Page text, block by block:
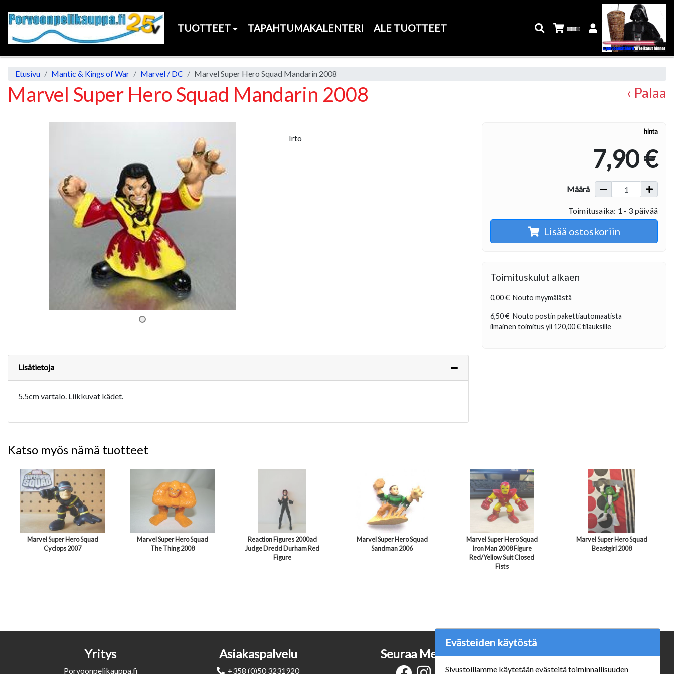
TUOTTEET TAPAHTUMAKALENTERI ALE TUOTTEET
Etusivu Mantic & Kings of War Marvel / DC Marvel Super Hero Squad Mandarin 2008
Marvel Super Hero Squad Mandarin 2008 ‹ Palaa
Irto
Lisätietoja
5.5cm vartalo. Liikkuvat kädet.
hinta
7,90 €
Määrä
Toimitusaika: 1 - 3 päivää
Lisää ostoskoriin
Toimituskulut alkaen
0,00 € Nouto myymälästä
6,50 € Nouto postin pakettiautomaatista
ilmainen toimitus yli 120,00 €tilauksille
Katso myös nämä tuotteet
Marvel Super Hero Squad
Cyclops 2007
Marvel Super Hero Squad
The Thing 2008
Reaction Figures 2000ad
Judge Dredd Durham Red
Figure
Marvel Super Hero Squad
Sandman 2006
Marvel Super Hero Squad
Iron Man 2008 Figure
Red/Yellow Suit Closed
Fists
Marvel Super Hero Squad
Beastgirl 2008
Yritys
Porvoonpelikauppa.fi
Asiakaspalvelu
+358 (0)50 3231920
Verkkokauppa
#Yhteiskuntavastuu
Seuraa Meitä
Evästeiden käytöstä
Sivustoillamme käytetään evästeitä toiminnallisuuden